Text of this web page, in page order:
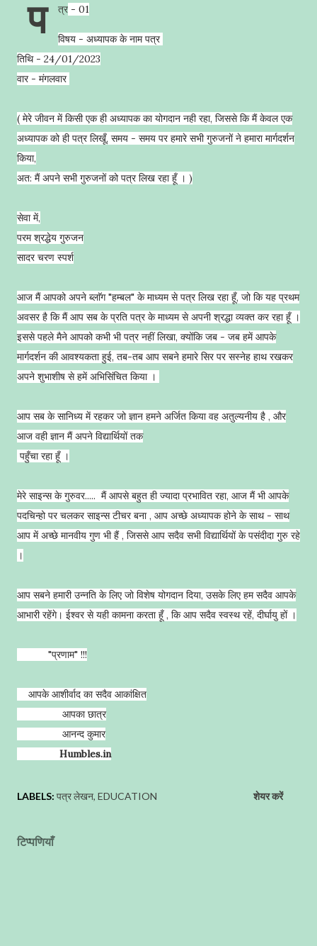
प त्र - 01
विषय - अध्यापक के नाम पत्र
तिथि - 24/01/2023
वार - मंगलवार
( मेरे जीवन में किसी एक ही अध्यापक का योगदान नही रहा, जिससे कि मैं केवल एक
अध्यापक को ही पत्र लिखूँ, समय - समय पर हमारे सभी गुरुजनों ने हमारा मार्गदर्शन
किया,
अत: मैं अपने सभी गुरुजनों को पत्र लिख रहा हूँ । )
सेवा में,
परम श्रद्धेय गुरुजन
सादर चरण स्पर्श
आज मैं आपको अपने ब्लाॅग "हम्बल" के माध्यम से पत्र लिख रहा हूँ, जो कि यह प्रथम
अवसर है कि मैं आप सब के प्रति पत्र के माध्यम से अपनी श्रद्धा व्यक्त कर रहा हूँ ।
इससे पहले मैने आपको कभी भी पत्र नहीं लिखा, क्योंकि जब - जब हमें आपके
मार्गदर्शन की आवश्यकता हुई, तब-तब आप सबने हमारे सिर पर सस्नेह हाथ रखकर
अपने शुभाशीष से हमें अभिसिंचित किया ।
आप सब के सानिध्य में रहकर जो ज्ञान हमने अर्जित किया वह अतुल्यनीय है , और
आज वही ज्ञान मैं अपने विद्यार्थियों तक
पहुँचा रहा हूँ ।
मेरे साइन्स के गुरुवर..... मैं आपसे बहुत ही ज्यादा प्रभावित रहा, आज मैं भी आपके
पदचिन्हो पर चलकर साइन्स टीचर बना , आप अच्छे अध्यापक होने के साथ - साथ
आप में अच्छे मानवीय गुण भी हैं , जिससे आप सदैव सभी विद्यार्थियों के पसंदीदा गुरु रहे
।
आप सबने हमारी उन्नति के लिए जो विशेष योगदान दिया, उसके लिए हम सदैव आपके
आभारी रहेंगे। ईश्वर से यही कामना करता हूँ , कि आप सदैव स्वस्थ रहें, दीर्घायु हों ।
"प्रणाम" !!!
आपके आशीर्वाद का सदैव आकांक्षित
आपका छात्र
आनन्द कुमार
Humbles.in
LABELS: पत्र लेखन EDUCATION शेयर करें
टिप्पणियाँ